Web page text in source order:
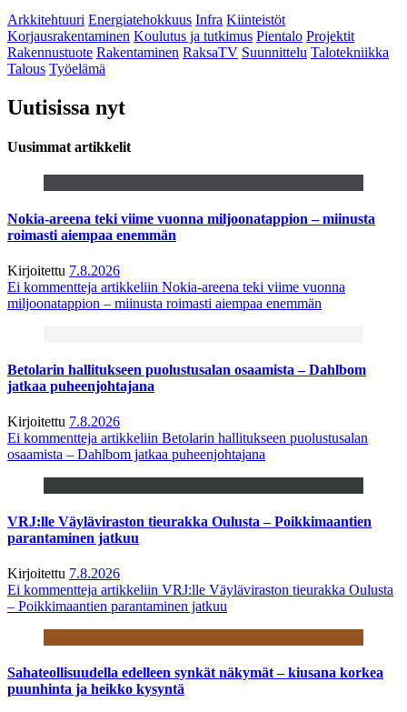
Arkkitehtuuri Energiatehokkuus Infra Kiinteistöt
Korjausrakentaminen Koulutus ja tutkimus Pientalo Projektit
Rakennustuote Rakentaminen RaksaTV Suunnittelu Talotekniikka
Talous Työelämä
Uutisissa nyt
Uusimmat artikkelit
Nokia-areena teki viime vuonna miljoonatappion – miinusta
roimasti aiempaa enemmän
Kirjoitettu 7.8.2026
Ei kommentteja artikkeliin Nokia-areena teki viime vuonna
miljoonatappion – miinusta roimasti aiempaa enemmän
Betolarin hallitukseen puolustusalan osaamista – Dahlbom
jatkaa puheenjohtajana
Kirjoitettu 7.8.2026
Ei kommentteja artikkeliin Betolarin hallitukseen puolustusalan
osaamista – Dahlbom jatkaa puheenjohtajana
VRJ:lle Väyläviraston tieurakka Oulusta – Poikkimaantien
parantaminen jatkuu
Kirjoitettu 7.8.2026
Ei kommentteja artikkeliin VRJ:lle Väyläviraston tieurakka Oulusta
– Poikkimaantien parantaminen jatkuu
Sahateollisuudella edelleen synkät näkymät – kiusana korkea
puunhinta ja heikko kysyntä